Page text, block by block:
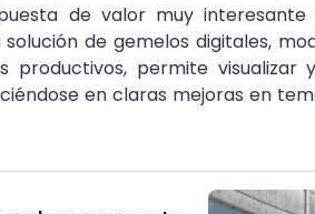
de valor muy
de gemelos digitales,
productivos, permite visualizar
en claras mejoras en